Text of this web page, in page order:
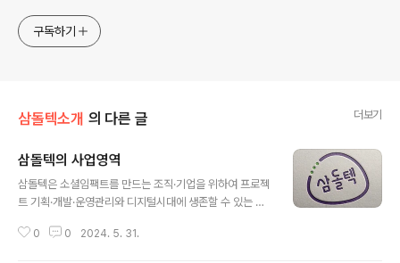
구독하기
삼돌텍소개 의 다른 글 더보기
삼돌텍의 사업영역
삼돌텍은 소셜임팩트를 만드는 조직·기업을 위하여 프로젝
트 기획·개발·운영관리와 디지털시대에 생존할 수 있는 디
컨설팅도 진행합니다. 속도와 규모 보다는 지속성과 영향
0 0 2024. 5. 31.